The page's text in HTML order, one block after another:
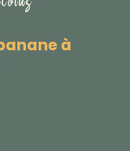
à